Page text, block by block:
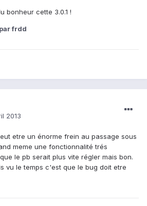
bonheur cette 3.0.1 !
par frdd
2013
etre un énorme frein au passage sous
meme une fonctionnalité trés
le pb serait plus vite régler mais bon.
vu le temps c'est que le bug doit etre